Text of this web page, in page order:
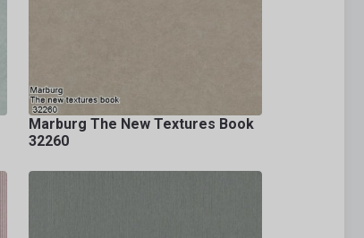
Marburg The New Textures Book
32260